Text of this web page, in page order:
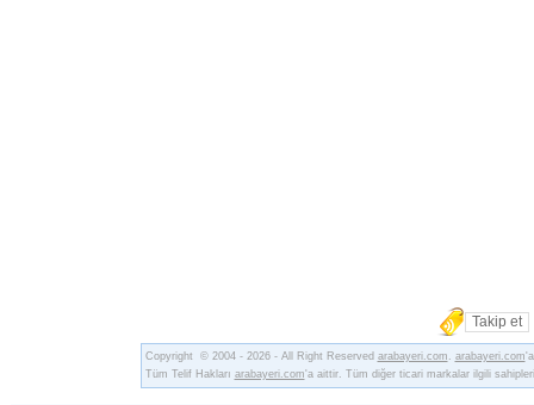
Takip et
Copyright © 2004 - 2026 - All Right Reserved arabayeri.com . arabayeri.com
Tüm Telif Hakları arabayeri.com'a aittir. Tüm diğer ticari markalar ilgili